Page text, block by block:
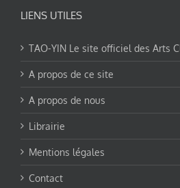
LIENS UTILES
TAO-YIN Le site officiel des Arts
A propos de ce site
A propos de nous
Librairie
Mentions légales
Contact